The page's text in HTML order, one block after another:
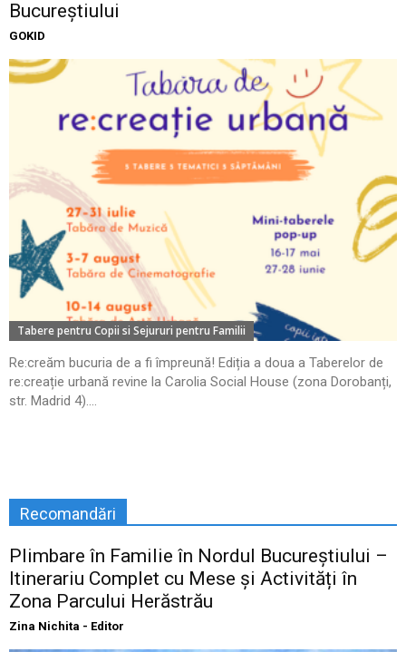
Bucureștiului
GOKID
Tabere pentru Copii si Sejururi pentru Familii
Re:creăm bucuria de a fi împreună! Ediția a doua a Taberelor de
re:creație urbană revine la Carolia Social House (zona Dorobanți,
str. Madrid 4)....
Recomandări
Plimbare în Familie în Nordul Bucureștiului –
Itinerariu Complet cu Mese și Activități în
Zona Parcului Herăstrău
Zina Nichita - Editor